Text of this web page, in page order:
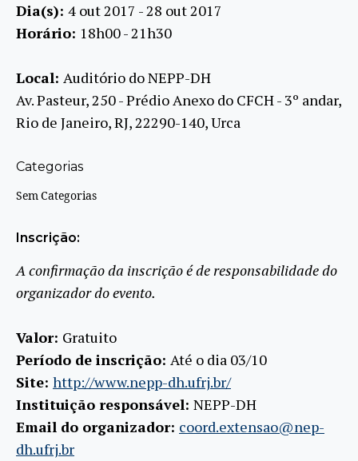
Dia(s): 4 out 2017 - 28 out 2017
Horário: 18h00 - 21h30
Local: Auditório do NEPP-DH
Av. Pasteur, 250 - Prédio Anexo do CFCH - 3º andar,
Rio de Janeiro, RJ, 22290-140, Urca
Categorias
Sem Categorias
Inscrição:
A confirmação da inscrição é de responsabilidade do
organizador do evento.
Valor: Gratuito
Período de inscrição: Até o dia 03/10
Site: http://www.nepp-dh.ufrj.br/
Instituição responsável: NEPP-DH
Email do organizador: coord.extensao@nep-
dh.ufrj.br